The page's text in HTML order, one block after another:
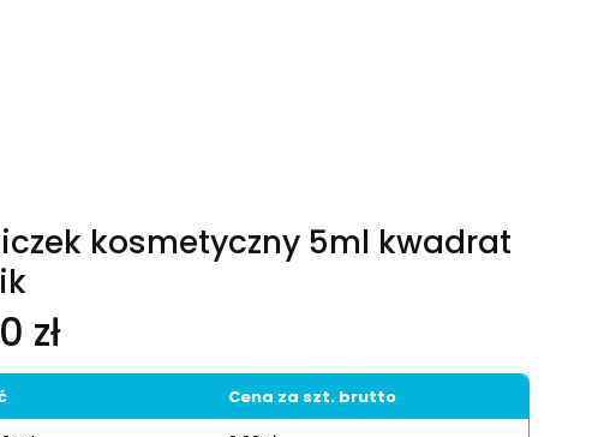
kosmetyczny 5ml kwadrat
zł
Cena za szt. brutto